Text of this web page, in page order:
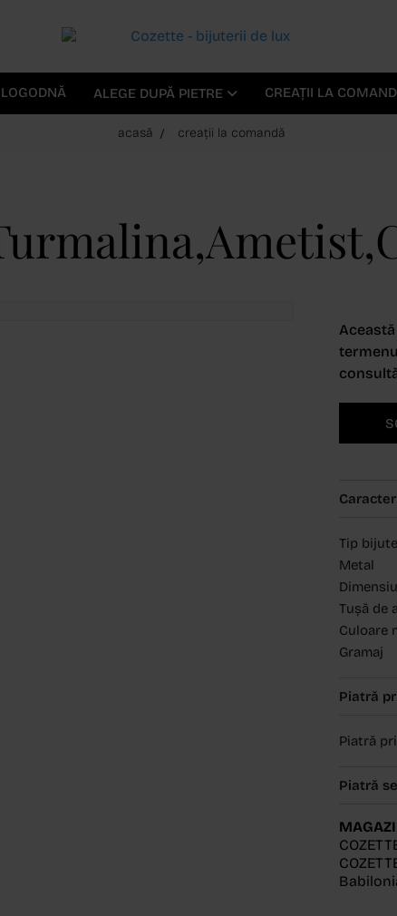
ALEGE DUPĂ PIETRE CREAȚII LA
acasă creații la comandă
Tip
Metal
Tușă de
Culoare
Gramaj
Piatră
Piatră
Piatră